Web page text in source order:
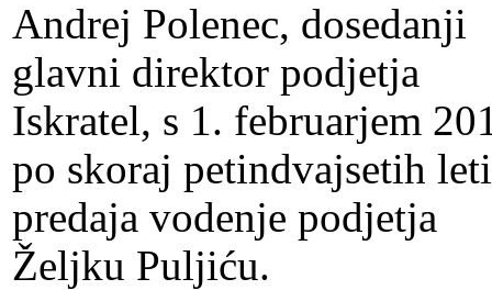
Andrej Polenec, dosedanji
glavni direktor podjetja
Iskratel, s 1. februarjem
po skoraj petindvajsetih
predaja vodenje podjetja
Željku Puljiću.